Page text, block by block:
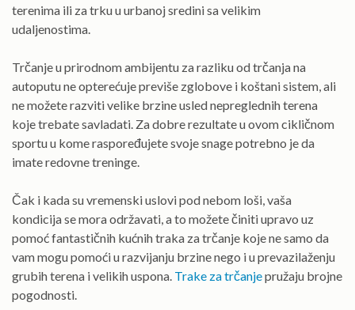
terenima ili za trku u urbanoj sredini sa velikim
udaljenostima.
Trčanje u prirodnom ambijentu za razliku od trčanja na
autoputu ne opterećuje previše zglobove i koštani sistem, ali
ne možete razviti velike brzine usled nepreglednih terena
koje trebate savladati. Za dobre rezultate u ovom cikličnom
sportu u kome raspoređujete svoje snage potrebno je da
imate redovne treninge.
Čak i kada su vremenski uslovi pod nebom loši, vaša
kondicija se mora održavati, a to možete činiti upravo uz
pomoć fantastičnih kućnih traka za trčanje koje ne samo da
vam mogu pomoći u razvijanju brzine nego i u prevazilaženju
grubih terena i velikih uspona. Trake za trčanjepružaju brojne
pogodnosti.